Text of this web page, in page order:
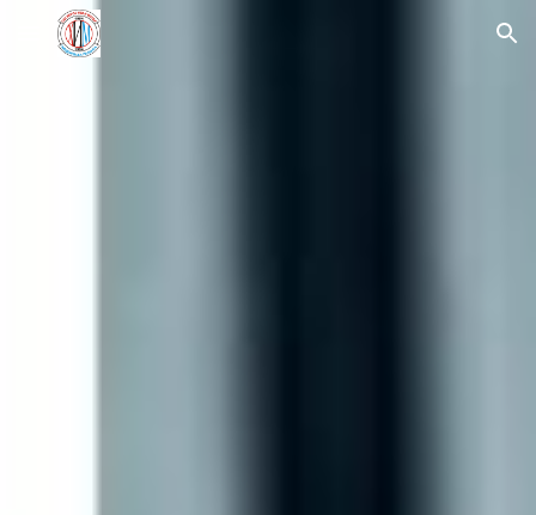
Skip to main content Skip to navigation